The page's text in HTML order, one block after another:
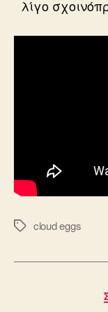
λίγο
Ετικέτεςcloud eggs